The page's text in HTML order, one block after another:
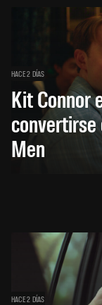
HACE 2 DÍAS
Kit Connor
convertirse
Men
HACE 2 DÍAS